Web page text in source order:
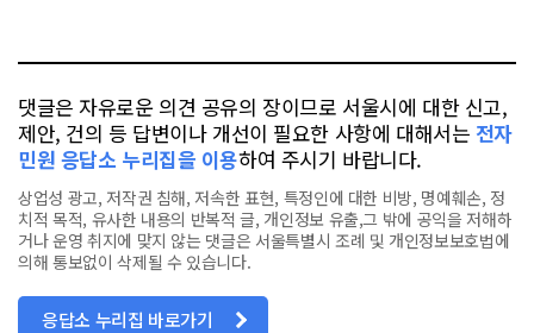
댓글은 자유로운 의견 공유의 장이므로 서울시에 대한 신고,
제안, 건의 등 답변이나 개선이 필요한 사항에 대해서는 전자
민원 응답소 누리집을 이용하여 주시기 바랍니다.
상업성 광고, 저작권 침해, 저속한 표현, 특정인에 대한 비방, 명예훼손, 정
치적 목적, 유사한 내용의 반복적 글, 개인정보 유출,그 밖에 공익을 저해하
거나 운영 취지에 맞지 않는 댓글은 서울특별시 조례 및 개인정보보호법에
의해 통보없이 삭제될 수 있습니다.
응답소 누리집 바로가기